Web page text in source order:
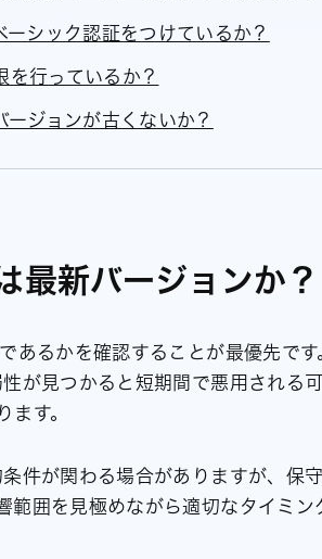
シック認証をつけているか？
を行っているか？
ジョンが古くないか？
最新バージョンか？
あるかを確認することが最優先です
が見つかると短期間で悪用される
ます。
件が関わる場合がありますが、保
範囲を見極めながら適切なタイミン